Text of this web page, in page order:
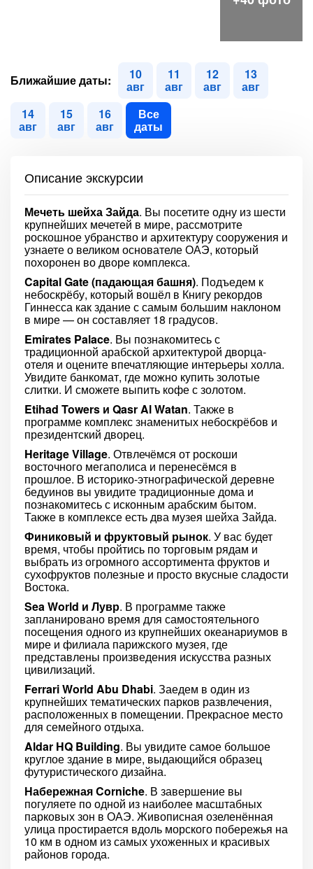
Ближайшие даты: 10
авг
11
авг
12
авг
13
авг
14
авг
15
авг
16
авг
Все
даты
Описание экскурсии
Мечеть шейха Зайда. Вы посетите одну из шести
крупнейших мечетей в мире, рассмотрите
роскошное убранство и архитектуру сооружения и
узнаете о великом основателе ОАЭ, который
похоронен во дворе комплекса.
Capital Gate (падающая башня). Подъедем к
небоскрёбу, который вошёл в Книгу рекордов
Гиннесса как здание с самым большим наклоном
в мире — он составляет 18 градусов.
Emirates Palace. Вы познакомитесь с
традиционной арабской архитектурой дворца-
отеля и оцените впечатляющие интерьеры холла.
Увидите банкомат, где можно купить золотые
слитки. И сможете выпить кофе с золотом.
Etihad Towers и Qasr Al Watan. Также в
программе комплекс знаменитых небоскрёбов и
президентский дворец.
Heritage Village. Отвлечёмся от роскоши
восточного мегаполиса и перенесёмся в
прошлое. В историко-этнографической деревне
бедуинов вы увидите традиционные дома и
познакомитесь с исконным арабским бытом.
Также в комплексе есть два музея шейха Зайда.
Финиковый и фруктовый рынок. У вас будет
время, чтобы пройтись по торговым рядам и
выбрать из огромного ассортимента фруктов и
сухофруктов полезные и просто вкусные сладости
Востока.
Sea World и Лувр. В программе также
запланировано время для самостоятельного
посещения одного из крупнейших океанариумов в
мире и филиала парижского музея, где
представлены произведения искусства разных
цивилизаций.
Ferrari World Abu Dhabi. Заедем в один из
крупнейших тематических парков развлечения,
расположенных в помещении. Прекрасное место
для семейного отдыха.
Aldar HQ Building. Вы увидите самое большое
круглое здание в мире, выдающийся образец
футуристического дизайна.
Набережная Corniche. В завершение вы
погуляете по одной из наиболее масштабных
парковых зон в ОАЭ. Живописная озеленённая
улица простирается вдоль морского побережья на
10 км в одном из самых ухоженных и красивых
районов города.